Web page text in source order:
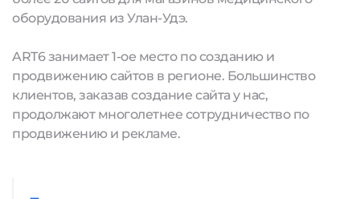
оборудования из Улан-Удэ.
ART6 занимает 1-ое место по созданию и
продвижению сайтов в регионе. Большинство
клиентов, заказав создание сайта у нас,
продолжают многолетнее сотрудничество по
продвижению и рекламе.